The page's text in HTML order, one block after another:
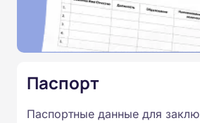
Паспорт
Паспортные данные для